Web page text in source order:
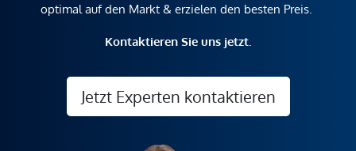
optimal auf den Markt & erzielen den besten Preis.
Kontaktieren Sie uns jetzt.
Jetzt Experten kontaktieren